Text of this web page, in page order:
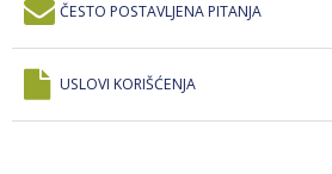
ČESTO POSTAVLJENA PITANJA
USLOVI KORIŠĆENJA